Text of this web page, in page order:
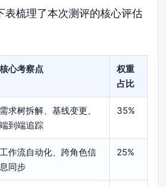
表梳理了本次测评的核心评估
核心考察点
权重
占比
需求树拆解、基线变更、
端到端追踪
35%
工作流自动化、跨角色信
息同步
25%